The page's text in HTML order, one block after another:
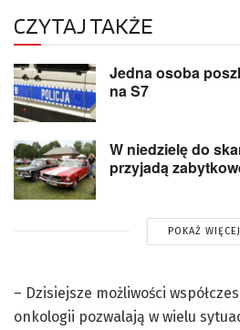
CZYTAJ TAKŻE
Jedna osoba
na S7
W niedzielę do
przyjadą
POKAŻ WIĘCEJ
– Dzisiejsze możliwości
onkologii pozwalają w wielu